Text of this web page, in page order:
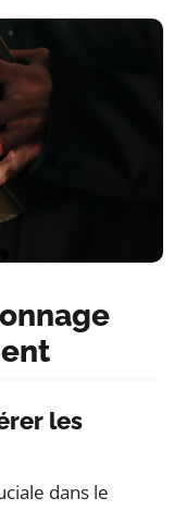
les
dans le